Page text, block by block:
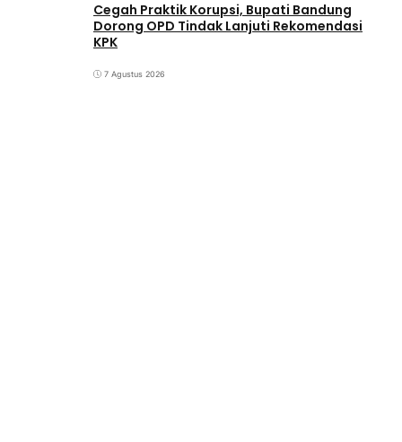
Cegah Praktik Korupsi, Bupati Bandung
Dorong OPD Tindak Lanjuti Rekomendasi
KPK
7 Agustus 2026